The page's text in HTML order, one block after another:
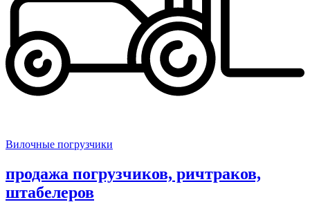
Вилочные погрузчики
продажа погрузчиков, ричтраков,
штабелеров